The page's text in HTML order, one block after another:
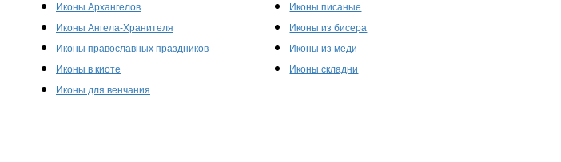
Иконы Архангелов
Иконы Ангела-Хранителя
Иконы православных праздников
Иконы в киоте
Иконы для венчания
Иконы писаные
Иконы из бисера
Иконы из меди
Иконы складни